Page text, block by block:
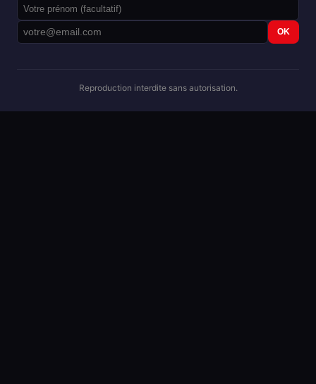
OK
Reproduction interdite sans autorisation.